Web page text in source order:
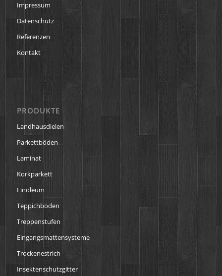
Impressum
Datenschutz
Referenzen
Kontakt
PRODUKTE
Landhausdielen
Parkettböden
Laminat
Korkparkett
Linoleum
Teppichböden
Treppenstufen
Eingangsmattensysteme
Trockenestrich
Insektenschutzgitter